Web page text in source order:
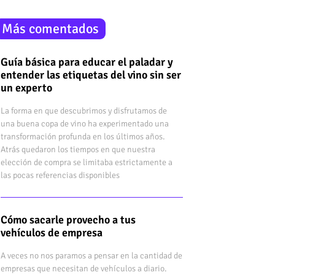
Más comentados
Guía básica para educar el paladar y
entender las etiquetas del vino sin ser
un experto
La forma en que descubrimos y disfrutamos de
una buena copa de vino ha experimentado una
transformación profunda en los últimos años.
Atrás quedaron los tiempos en que nuestra
elección de compra se limitaba estrictamente a
las pocas referencias disponibles
Cómo sacarle provecho a tus
vehículos de empresa
A veces no nos paramos a pensar en la cantidad de
empresas que necesitan de vehículos a diario.